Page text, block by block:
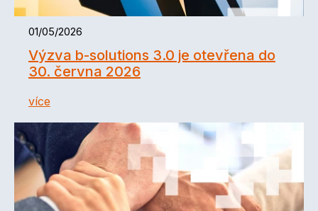
01/05/2026
Výzva b-solutions 3.0 je otevřena do
30. června 2026
více